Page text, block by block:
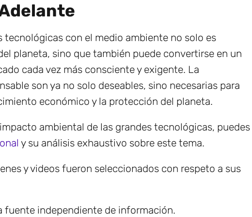
tecnológicas con el medio ambiente no solo es
planeta, sino que también puede convertirse en un
cada vez más consciente y exigente. La
son ya no solo deseables, sino necesarias para
económico y la protección del planeta.
ambiental de las grandes tecnológicas, puedes
y su análisis exhaustivo sobre este tema.
y videos fueron seleccionados con respeto a sus
fuente independiente de información.